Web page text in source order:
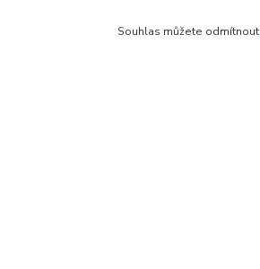
Souhlas můžete odmítnout